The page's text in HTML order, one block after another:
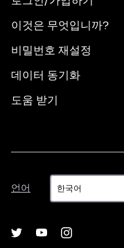
이것은 무엇입니까?
비밀번호 재설정
데이터 동기화
도움 받기
언어
언
어